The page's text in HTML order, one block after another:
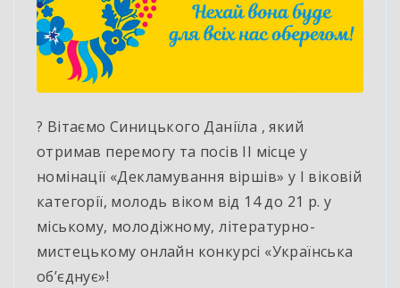
? Вітаємо Синицького Даніїла , який
отримав перемогу та посів ІІ місце у
номінації «Декламування віршів» у І віковій
категорії, молодь віком від 14 до 21 р. у
міському, молодіжному, літературно-
мистецькому онлайн конкурсі «Українська
об’єднує»!